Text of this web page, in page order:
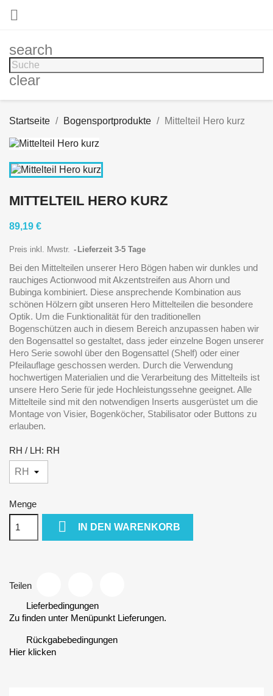

search
clear
Startseite Bogensportprodukte Mittelteil Hero kurz
MITTELTEIL HERO KURZ
89,19 €
Preis inkl. Mwstr. Lieferzeit 3-5 Tage
Bei den Mittelteilen unserer Hero Bögen haben wir dunkles und
rauchiges Actionwood mit Akzentstreifen aus Ahorn und
Bubinga kombiniert. Diese ansprechende Kombination aus
schönen Hölzern gibt unseren Hero Mittelteilen die besondere
Optik. Um die Funktionalität für den traditionellen
Bogenschützen auch in diesem Bereich anzupassen haben wir
den Bogensattel so gestaltet, dass jeder einzelne Bogen unserer
Hero Serie sowohl über den Bogensattel (Shelf) oder einer
Pfeilauflage geschossen werden. Durch die Verwendung
hochwertigen Materialien und die Verarbeitung des Mittelteils ist
unsere Hero Serie für jede Hochleistungssehne geeignet. Alle
Mittelteile sind mit den notwendigen Inserts ausgerüstet um die
Montage von Visier, Bogenköcher, Stabilisator oder Buttons zu
erlauben.
RH / LH: RH
Menge
 IN DEN WARENKORB
Teilen
Lieferbedingungen
Zu finden unter Menüpunkt Lieferungen.
Rückgabebedingungen
Hier klicken